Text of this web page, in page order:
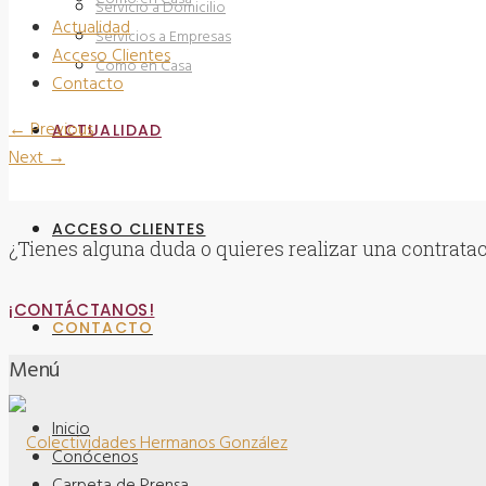
Servicio a Domicilio
Servicios a Empresas
Como en Casa
ACTUALIDAD
ACCESO CLIENTES
CONTACTO
Actualidad
Acceso Clientes
Contacto
←Previous
Next→
¿Tienes alguna duda o quieres realizar una
¡CONTÁCTANOS!
Menú
Inicio
Conócenos